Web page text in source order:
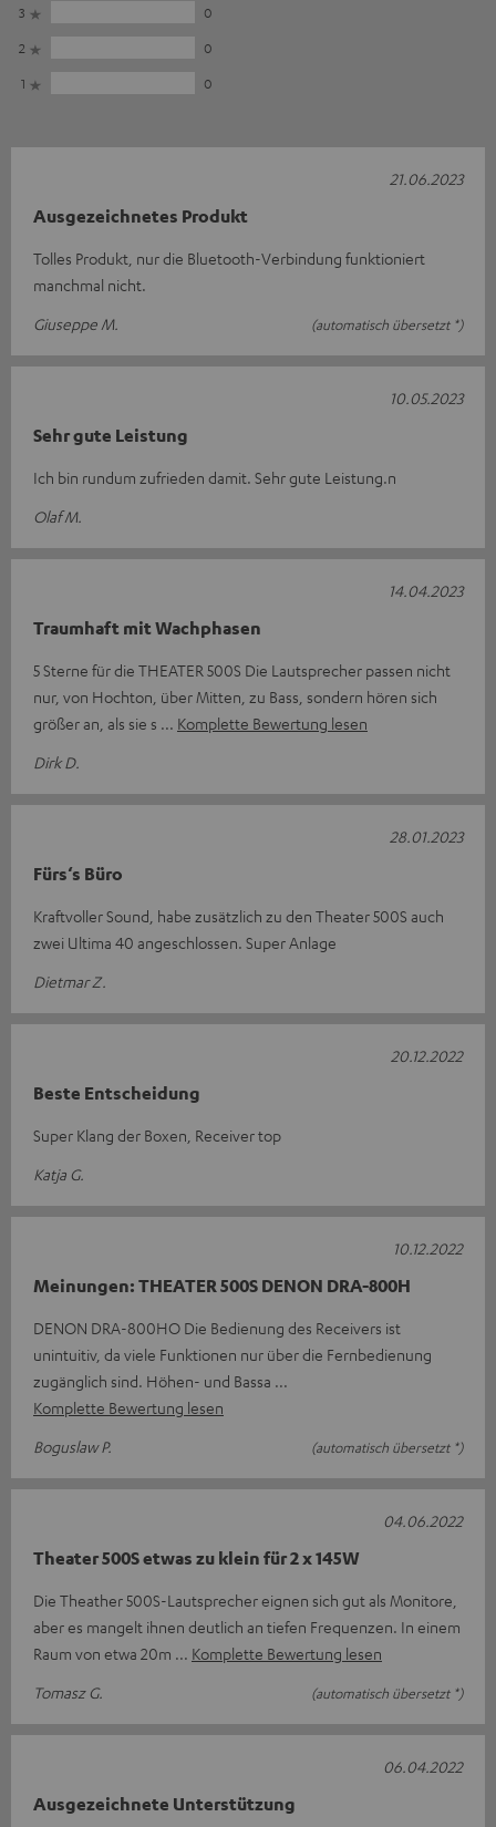
3
0
2
0
1
0
Ausgezeichnetes Produkt
Tolles Produkt, nur die Bluetooth-Verbindung funktioniert
manchmal nicht.
Giuseppe M.
(automatisch übersetzt *)
21.06.2023
Sehr gute Leistung
Ich bin rundum zufrieden damit. Sehr gute Leistung.n
Olaf M.
10.05.2023
Traumhaft mit Wachphasen
5 Sterne für die THEATER 500S Die Lautsprecher passen nicht
nur, von Hochton, über Mitten, zu Bass, sondern hören sich
größer an, als sie s
Komplette Bewertung lesen
Dirk D.
14.04.2023
Fürs‘s Büro
Kraftvoller Sound, habe zusätzlich zu den Theater 500S auch
zwei Ultima 40 angeschlossen. Super Anlage
Dietmar Z.
28.01.2023
Beste Entscheidung
Super Klang der Boxen, Receiver top
Katja G.
20.12.2022
Meinungen: THEATER 500S DENON DRA-800H
DENON DRA-800HO Die Bedienung des Receivers ist
unintuitiv, da viele Funktionen nur über die Fernbedienung
zugänglich sind. Höhen- und Bassa
Komplette Bewertung lesen
Boguslaw P.
(automatisch übersetzt *)
10.12.2022
Theater 500S etwas zu klein für 2 x 145W
Die Theather 500S-Lautsprecher eignen sich gut als Monitore,
aber es mangelt ihnen deutlich an tiefen Frequenzen. In einem
Raum von etwa 20m
Komplette Bewertung lesen
Tomasz G.
(automatisch übersetzt *)
04.06.2022
Ausgezeichnete Unterstützung
06.04.2022